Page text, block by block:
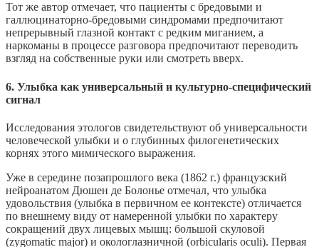
Тот же автор отмечает, что пациенты с бредовыми и
галлюцинаторно-бредовыми синдромами предпочитают
непрерывный глазной контакт с редким миганием, а
наркоманы в процессе разговора предпочитают переводить
взгляд на собственные руки или смотреть вверх.
6. Улыбка как универсальный и культурно-специфический
сигнал
Исследования этологов свидетельствуют об универсальности
человеческой улыбки и о глубинных филогенетических
корнях этого мимического выражения.
Уже в середине позапрошлого века (1862 г.) французский
нейроанатом Дюшен де Болонье отмечал, что улыбка
удовольствия (улыбка в первичном ее контексте) отличается
по внешнему виду от намеренной улыбки по характеру
сокращений двух лицевых мышц: большой скуловой
(zygomatic major) и окологлазничной (orbicularis oculi). Первая